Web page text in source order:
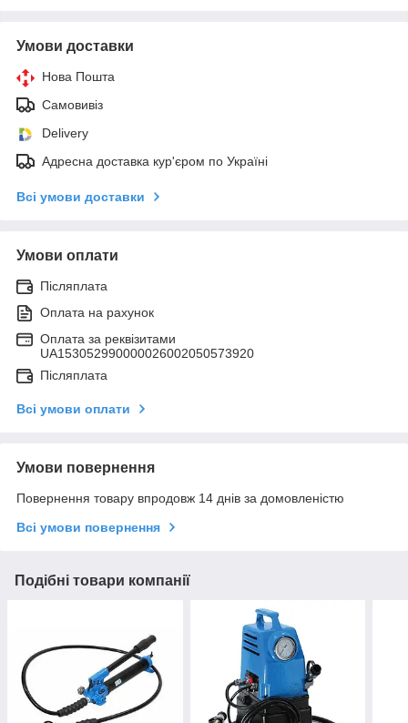
Умови доставки
Нова Пошта
Самовивіз
Delivery
Адресна доставка кур'єром по Україні
Всі умови доставки
Умови оплати
Післяплата
Оплата на рахунок
Оплата за реквізитами
UA153052990000026002050573920
Післяплата
Всі умови оплати
Умови повернення
Повернення товару впродовж 14 днів за домовленістю
Всі умови повернення
Подібні товари компанії